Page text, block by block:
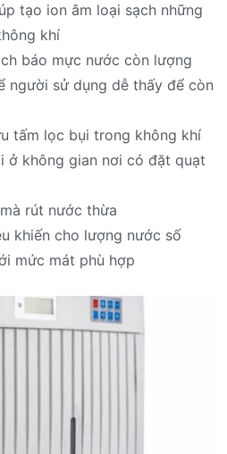
tạo ion âm loại sạch những
khí
báo mực nước còn lượng
người sử dụng dễ thấy để còn
tấm lọc bụi trong không khí
ở không gian nơi có đặt quạt
rút nước thừa
khiến cho lượng nước số
mức mát phù hợp